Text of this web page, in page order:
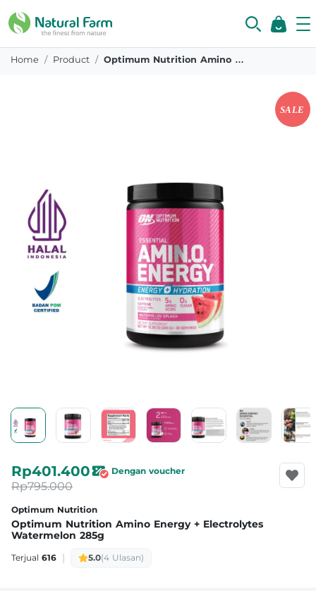
Home Product Optimum Nutrition Amino Energy Electrolytes Watermelon 285g
Optimum Nutrition
Optimum Nutrition Amino Energy + Electrolytes
Watermelon 285g
Terjual 616 | 5.0(4 Ulasan)
Rp401.400 Dengan voucher
Rp795.000